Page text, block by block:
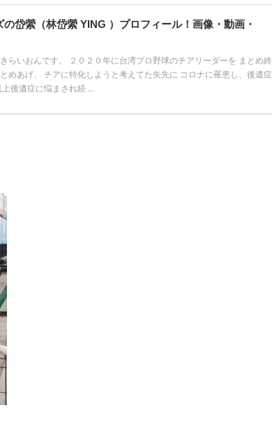
の岱縈（林岱縈 YING ）プロフィール！画像・動画・
らいおんです。 ２０２０年に台湾プロ野球のチアリーダーを まとめ終
めあげ、 チアに特化しようと考えてた矢先に コロナに罹患し、後遺症
後遺症に悩まされ続 ...